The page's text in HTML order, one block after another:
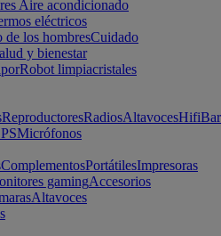
Aire acondicionado
eléctricos
de los hombresCuidado
y bienestar
Robot limpiacristales
ReproductoresRadiosAltavocesHifi
Micrófonos
ComplementosPortátilesImpresoras
gamingAccesorios
Altavoces